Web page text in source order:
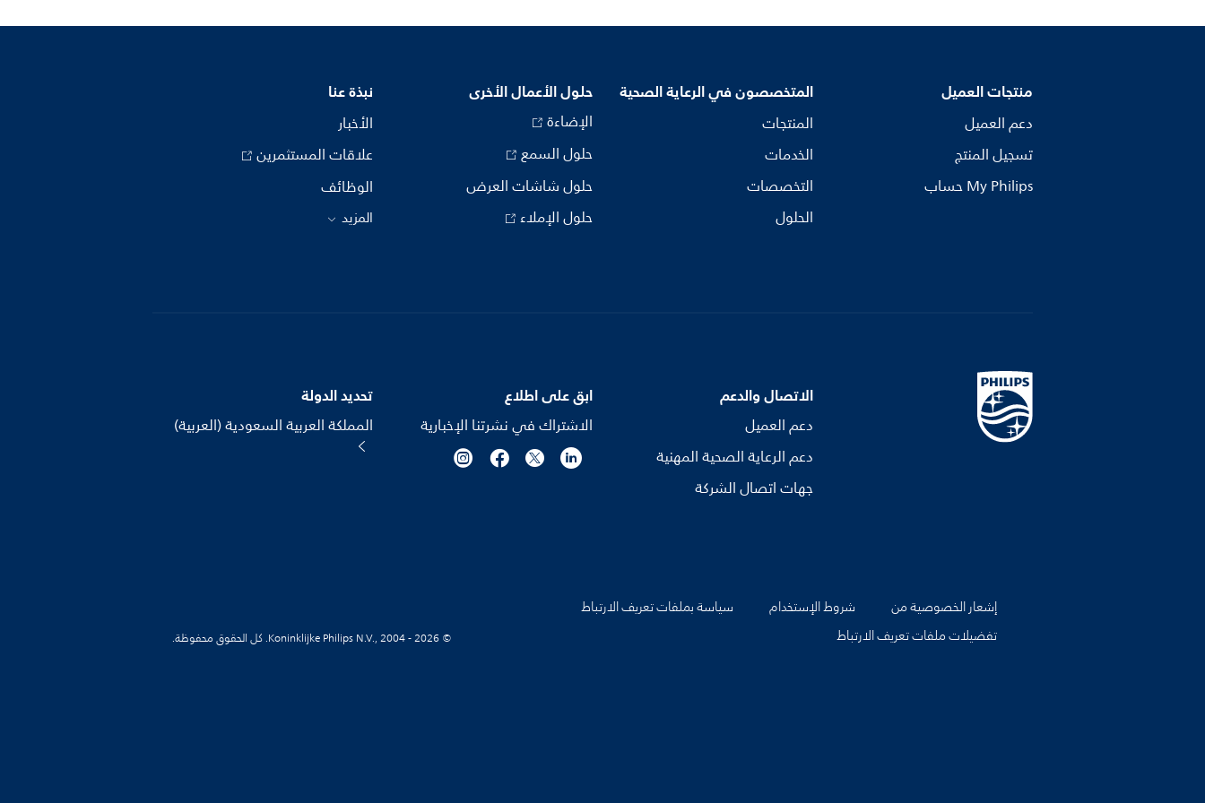
منتجات العميل
دعم العميل
تسجيل المنتج
My Philips حساب
المتخصصون في الرعاية الصحية
المنتجات
الخدمات
التخصصات
الحلول
حلول الأعمال الأخرى
الإضاءة
حلول السمع
حلول شاشات العرض
حلول الإملاء
نبذة عنا
الأخبار
علاقات المستثمرين
الوظائف
المزيد
الاتصال والدعم
دعم العميل
دعم الرعاية الصحية المهنية
جهات اتصال الشركة
ابق على اطلاع
الاشتراك في نشرتنا الإخبارية
تحديد الدولة
المملكة العربية السعودية (العربية)
إشعار الخصوصية من شروط الإستخدام
سياسة بملفات تعريف الارتباط
تفضيلات ملفات تعريف الارتباط
© Koninklijke Philips N.V., 2004 - 2026. كل الحقوق محفوظة.